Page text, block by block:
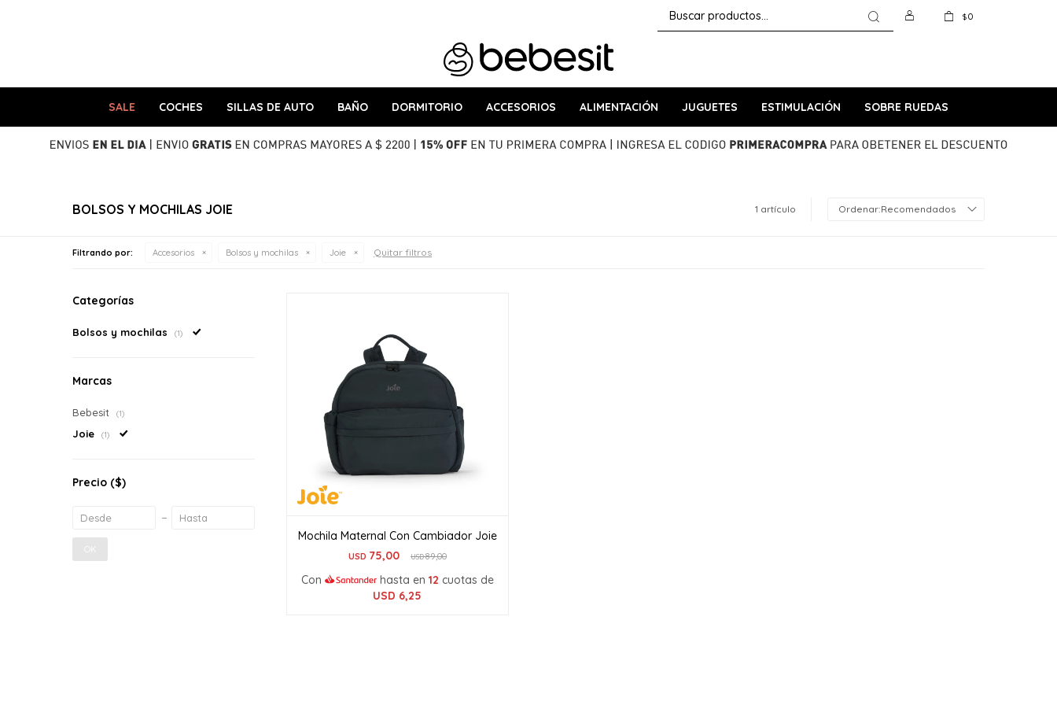
SALE COCHES SILLAS DE AUTO BAÑO DORMITORIO ACCESORIOS ALIMENTACIÓN JUGUETES ESTIMULACIÓN SOBRE RUEDAS
$0
BOLSOS Y MOCHILAS JOIE 1 artículo Recomendados
Filtrando por: Accesorios Bolsos y mochilas Joie Quitar filtros
Mochila Maternal Con Cambiador Joie
USD 75,00 USD89,00
Con hasta en 12 cuotas de
USD 6,25
Categorías
Bolsos y mochilas (1)
Marcas
Bebesit (1)
Joie (1)
Precio ($)
OK